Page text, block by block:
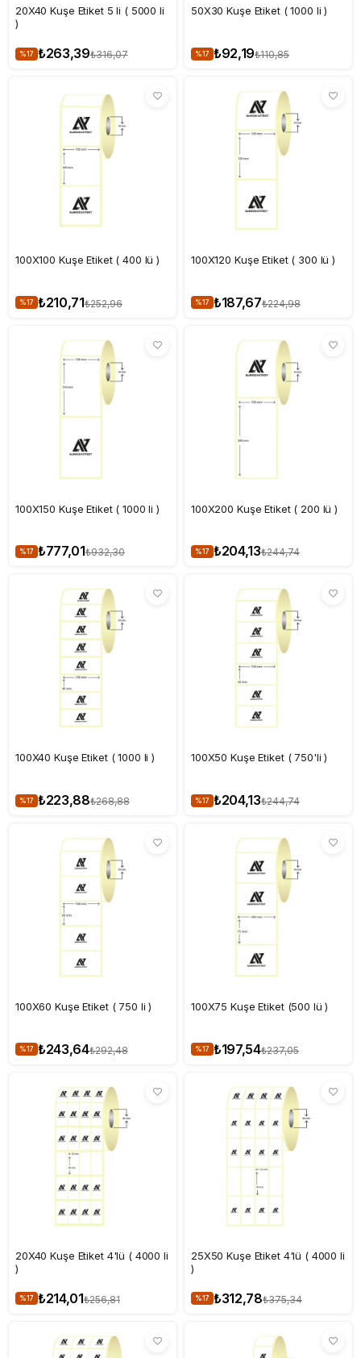
20X40 Kuşe Etiket 5 li ( 5000 li
)
%17 ₺263,39₺316,07
50X30 Kuşe Etiket ( 1000 li )
%17 ₺92,19₺110,85
100X100 Kuşe Etiket ( 400 lü )
%17 ₺210,71₺252,96
100X120 Kuşe Etiket ( 300 lü )
%17 ₺187,67₺224,98
100X150 Kuşe Etiket ( 1000 li )
%17 ₺777,01₺932,30
100X200 Kuşe Etiket ( 200 lü )
%17 ₺204,13₺244,74
100X40 Kuşe Etiket ( 1000 li )
%17 ₺223,88₺268,88
100X50 Kuşe Etiket ( 750'li )
%17 ₺204,13₺244,74
100X60 Kuşe Etiket ( 750 li )
%17 ₺243,64₺292,48
100X75 Kuşe Etiket (500 lü )
%17 ₺197,54₺237,05
20X40 Kuşe Etiket 4'lü ( 4000 li
)
%17 ₺214,01₺256,81
25X50 Kuşe Etiket 4'lü ( 4000 li
)
%17 ₺312,78₺375,34